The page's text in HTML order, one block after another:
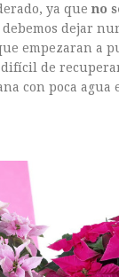
NOVIA
…
ya queno
debemos dejar
empezaran a
de
con poca agua